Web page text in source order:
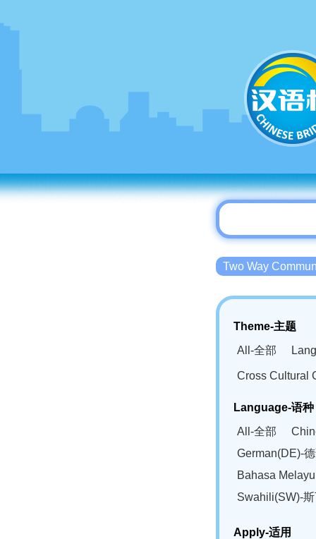
Two Way
Theme-主题
All-全部
Cross Cultural
Language-语种
All-全部
German(DE)-
Bahasa
Swahili(SW)-
Apply-适用